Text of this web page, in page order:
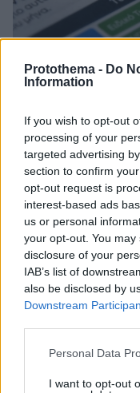
Protothema - Do
Information
If you wish to opt-out
processing of your
targeted advertising
section to confirm
opt-out request is
interest-based ads
us or personal
your opt-out. You
disclosure of your
IAB’s list of
also be disclosed by
Downstream
Please note that this
not limited to your
Personal Data
I want to opt-out
Τα μποφόρ και οι
τιμές του ρεύματος
ευρώ η μεγαβατώρα
Η αυξημένη
Ενέργειας στο
αποτέλεσμα να
τιμή της MWh
24.02.2026, 19:56 49